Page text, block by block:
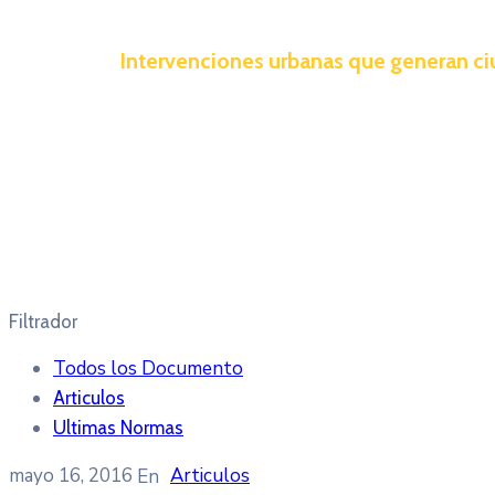
Intervenciones urbanas que generan
Filtrador
Todos los Documento
Articulos
Ultimas Normas
mayo 16, 2016
Articulos